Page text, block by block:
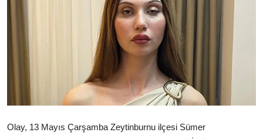
Olay, 13 Mayıs Çarşamba Zeytinburnu ilçesi Sümer